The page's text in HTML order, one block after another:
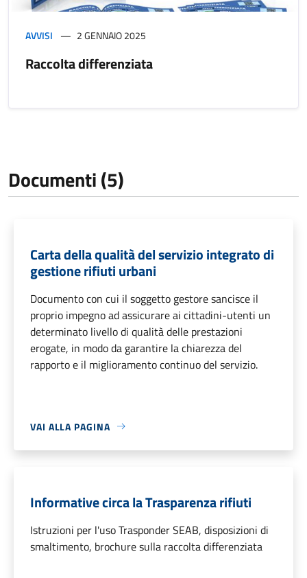
AVVISI 2 GENNAIO 2025
Raccolta differenziata
Documenti (5)
Carta della qualità del servizio integrato di
gestione rifiuti urbani
Documento con cui il soggetto gestore sancisce il
proprio impegno ad assicurare ai cittadini-utenti un
determinato livello di qualità delle prestazioni
erogate, in modo da garantire la chiarezza del
rapporto e il miglioramento continuo del servizio.
VAI ALLA PAGINA
Informative circa la Trasparenza rifiuti
Istruzioni per l'uso Trasponder SEAB, disposizioni di
smaltimento, brochure sulla raccolta differenziata